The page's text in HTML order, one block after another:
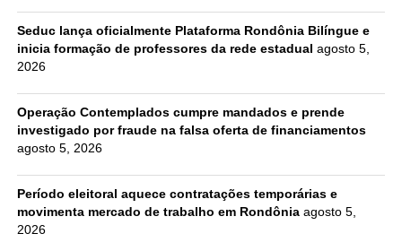
Seduc lança oficialmente Plataforma Rondônia Bilíngue e
inicia formação de professores da rede estadual agosto 5,
2026
Operação Contemplados cumpre mandados e prende
investigado por fraude na falsa oferta de financiamentos
agosto 5, 2026
Período eleitoral aquece contratações temporárias e
movimenta mercado de trabalho em Rondônia agosto 5,
2026